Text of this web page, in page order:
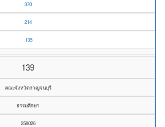
370
214
135
139
คณะจังหวัดกาญจนบุรี
ธรรมศึกษา
258026